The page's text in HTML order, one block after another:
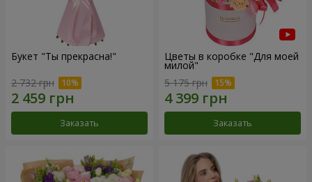
Букет "Ты прекрасна!"
2 732 грн
Заказать
Цветы в коробке "Для моей
милой"
5 175 грн
Заказать